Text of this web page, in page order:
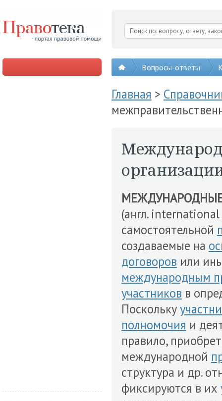
Вопросы-ответы
Главная >
(англ.
самостоятельной
создаваемые на
договоров или
международным
участников в
Поскольку
полномочия и
правило,
международной
структура и др.
фиксируются в их